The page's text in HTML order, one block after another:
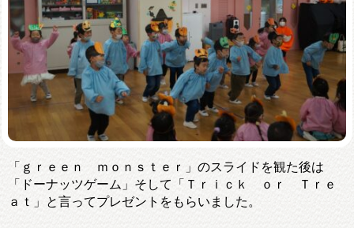
「ｇｒｅｅｎ ｍｏｎｓｔｅｒ」のスライドを観た後は
「ドーナッツゲーム」そして「Ｔｒｉｃｋ ｏｒ Ｔｒｅ
ａｔ」と言ってプレゼントをもらいました。